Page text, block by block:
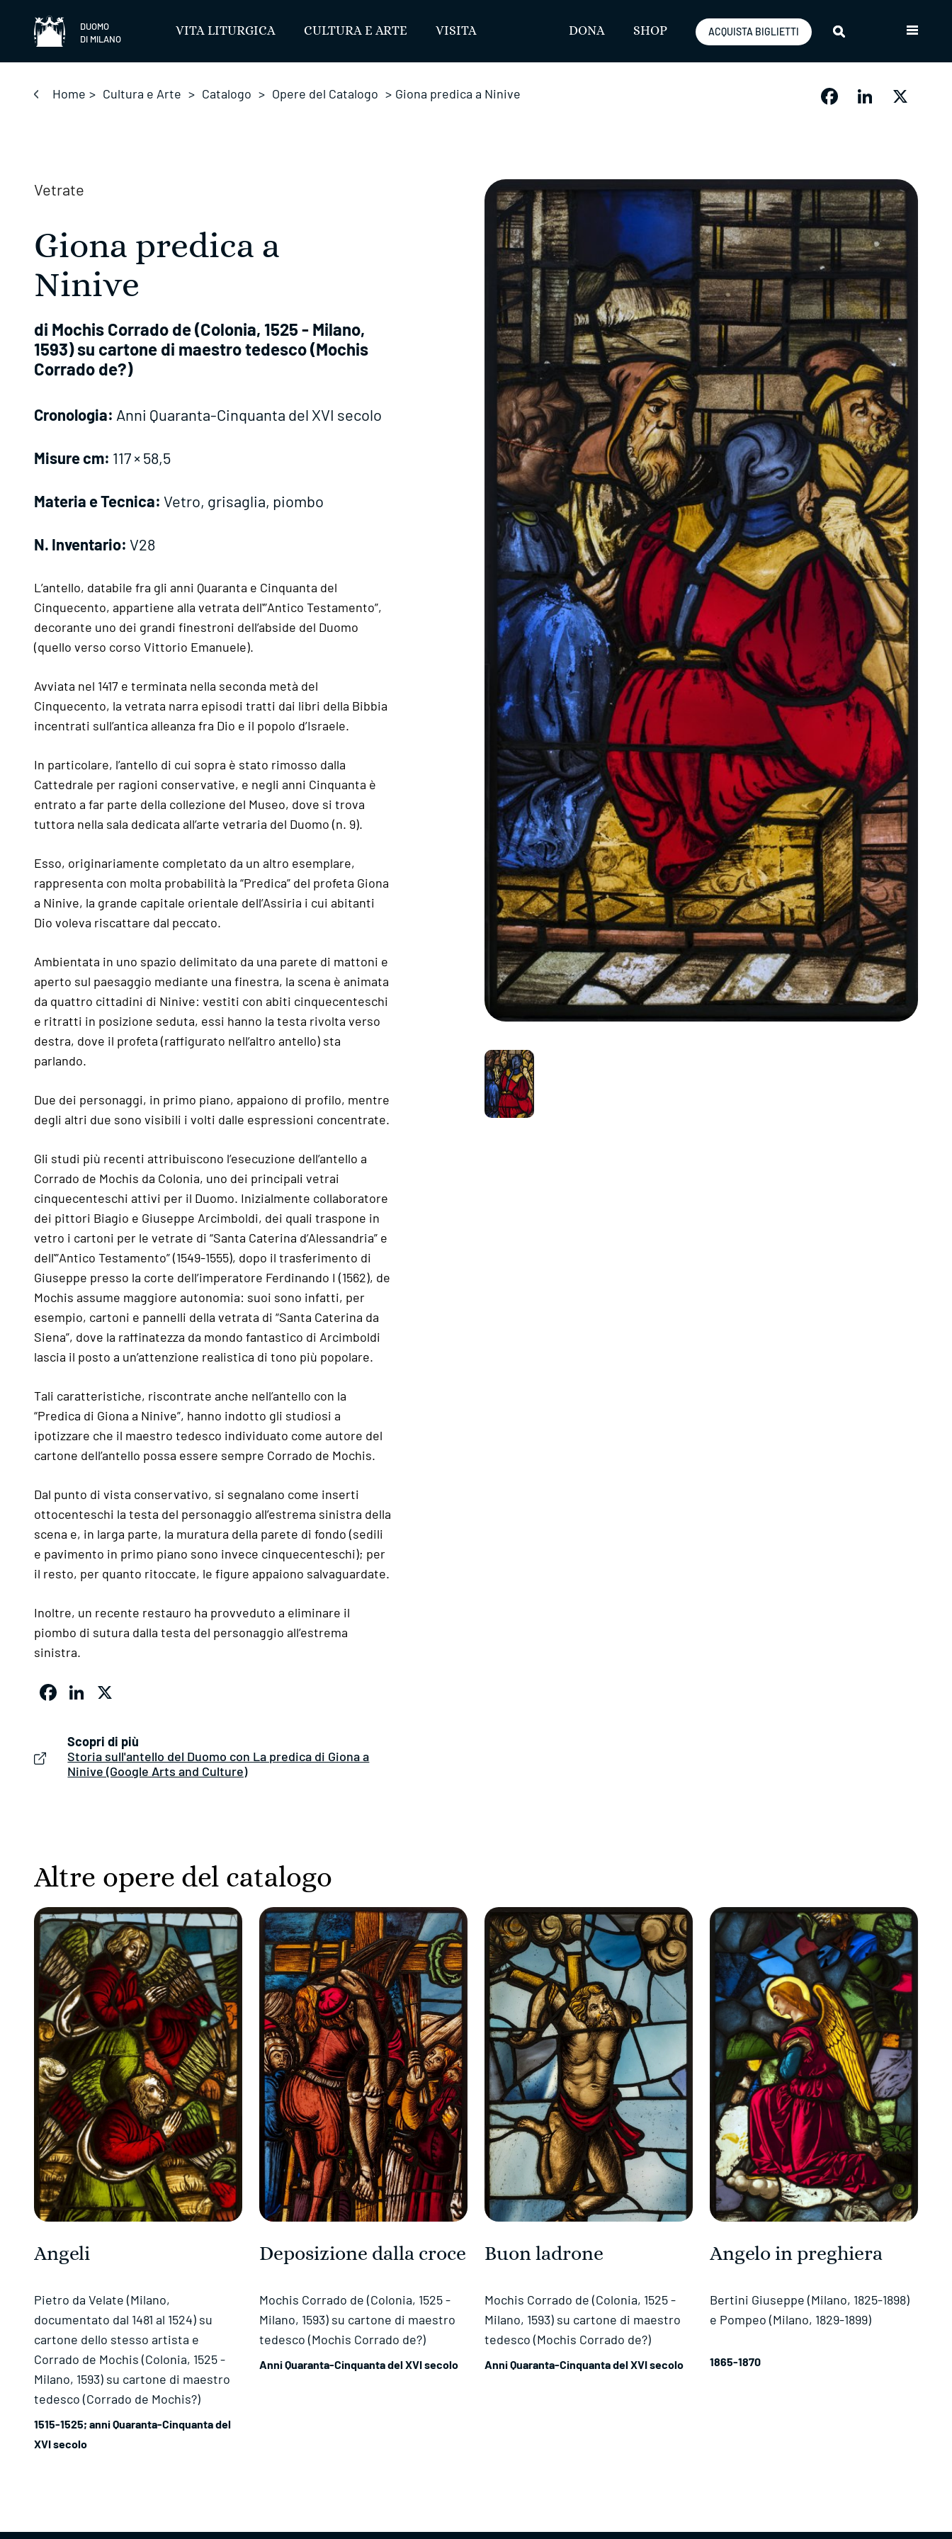
DUOMO
DI MILANO
VITA LITURGICA CULTURA E ARTE VISITA DONA SHOP ACQUISTA BIGLIETTI
Home > Cultura e Arte > Catalogo > Opere del Catalogo > Giona predica a Ninive FacebookLinkedIn
Vetrate
Giona predica a
Ninive
di Mochis Corrado de (Colonia, 1525 - Milano,
1593) su cartone di maestro tedesco (Mochis
Corrado de?)
Cronologia: Anni Quaranta-Cinquanta del XVI secolo
Misure cm: 117 × 58,5
Materia e Tecnica: Vetro, grisaglia, piombo
N. Inventario: V28
L’antello, databile fra gli anni Quaranta e Cinquanta del
Cinquecento, appartiene alla vetrata dell'”Antico Testamento”,
decorante uno dei grandi finestroni dell’abside del Duomo
(quello verso corso Vittorio Emanuele).
Avviata nel 1417 e terminata nella seconda metà del
Cinquecento, la vetrata narra episodi tratti dai libri della Bibbia
incentrati sull’antica alleanza fra Dio e il popolo d’Israele.
In particolare, l’antello di cui sopra è stato rimosso dalla
Cattedrale per ragioni conservative, e negli anni Cinquanta è
entrato a far parte della collezione del Museo, dove si trova
tuttora nella sala dedicata all’arte vetraria del Duomo (n. 9).
Esso, originariamente completato da un altro esemplare,
rappresenta con molta probabilità la “Predica” del profeta Giona
a Ninive, la grande capitale orientale dell’Assiria i cui abitanti
Dio voleva riscattare dal peccato.
Ambientata in uno spazio delimitato da una parete di mattoni e
aperto sul paesaggio mediante una finestra, la scena è animata
da quattro cittadini di Ninive: vestiti con abiti cinquecenteschi
e ritratti in posizione seduta, essi hanno la testa rivolta verso
destra, dove il profeta (raffigurato nell’altro antello) sta
parlando.
Due dei personaggi, in primo piano, appaiono di profilo, mentre
degli altri due sono visibili i volti dalle espressioni concentrate.
Gli studi più recenti attribuiscono l’esecuzione dell’antello a
Corrado de Mochis da Colonia, uno dei principali vetrai
cinquecenteschi attivi per il Duomo. Inizialmente collaboratore
dei pittori Biagio e Giuseppe Arcimboldi, dei quali traspone in
vetro i cartoni per le vetrate di “Santa Caterina d’Alessandria” e
dell'”Antico Testamento” (1549-1555), dopo il trasferimento di
Giuseppe presso la corte dell’imperatore Ferdinando I (1562), de
Mochis assume maggiore autonomia: suoi sono infatti, per
esempio, cartoni e pannelli della vetrata di “Santa Caterina da
Siena”, dove la raffinatezza da mondo fantastico di Arcimboldi
lascia il posto a un’attenzione realistica di tono più popolare.
Tali caratteristiche, riscontrate anche nell’antello con la
“Predica di Giona a Ninive”, hanno indotto gli studiosi a
ipotizzare che il maestro tedesco individuato come autore del
cartone dell’antello possa essere sempre Corrado de Mochis.
Dal punto di vista conservativo, si segnalano come inserti
ottocenteschi la testa del personaggio all’estrema sinistra della
scena e, in larga parte, la muratura della parete di fondo (sedili
e pavimento in primo piano sono invece cinquecenteschi); per
il resto, per quanto ritoccate, le figure appaiono salvaguardate.
Inoltre, un recente restauro ha provveduto a eliminare il
piombo di sutura dalla testa del personaggio all’estrema
sinistra.
Facebook
LinkedIn
Scopri di più
Storia sull'antello del Duomo con La predica di Giona a
Ninive (Google Arts and Culture)
Altre opere del catalogo
Angeli
Pietro da Velate (Milano,
documentato dal 1481 al 1524) su
cartone dello stesso artista e
Corrado de Mochis (Colonia, 1525 -
Milano, 1593) su cartone di maestro
tedesco (Corrado de Mochis?)
1515-1525; anni Quaranta-Cinquanta del
XVI secolo
Deposizione dalla croce
Mochis Corrado de (Colonia, 1525 -
Milano, 1593) su cartone di maestro
tedesco (Mochis Corrado de?)
Anni Quaranta-Cinquanta del XVI secolo
Buon ladrone
Mochis Corrado de (Colonia, 1525 -
Milano, 1593) su cartone di maestro
tedesco (Mochis Corrado de?)
Anni Quaranta-Cinquanta del XVI secolo
Angelo in preghiera
Bertini Giuseppe (Milano, 1825-1898)
e Pompeo (Milano, 1829-1899)
1865-1870